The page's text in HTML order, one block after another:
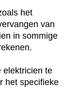
het
van
in sommige
elektricien te
het specifieke